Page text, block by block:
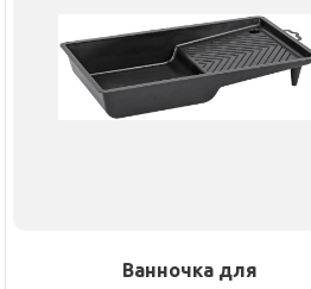
Ванночка для